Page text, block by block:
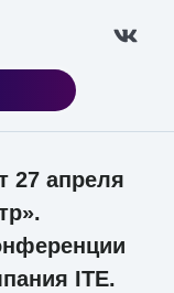
27 апреля
ITE.